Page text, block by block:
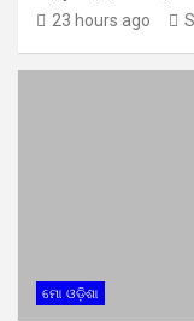
23 hours ago
ମୋ ଓଡ଼ିଶା